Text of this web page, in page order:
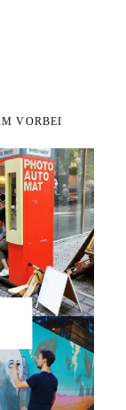
VORBEI